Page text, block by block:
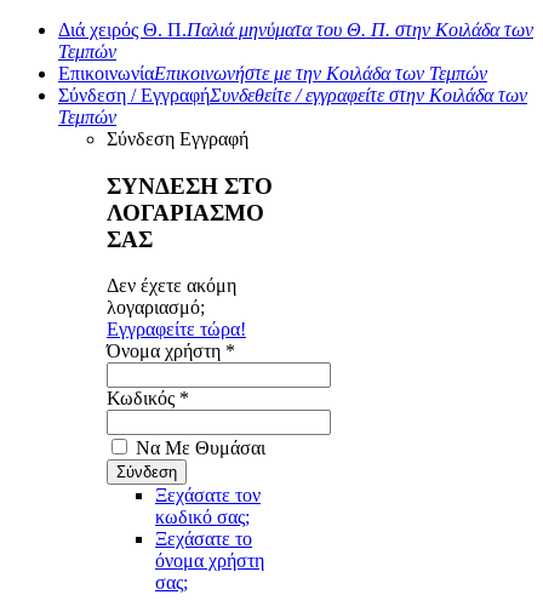
Διά χειρός Θ. Π.Παλιά μηνύματα του Θ. Π. στην Κοιλάδα των
Τεμπών
ΕπικοινωνίαΕπικοινωνήστε με την Κοιλάδα των Τεμπών
Σύνδεση / ΕγγραφήΣυνδεθείτε / εγγραφείτε στην Κοιλάδα των
Τεμπών
Σύνδεση Εγγραφή
ΣΥΝΔΕΣΗ ΣΤΟ
ΛΟΓΑΡΙΑΣΜΟ
ΣΑΣ
Δεν έχετε ακόμη
λογαριασμό;
Εγγραφείτε τώρα!
Όνομα χρήστη *
Κωδικός *
Να Με Θυμάσαι
Ξεχάσατε τον
κωδικό σας;
Ξεχάσατε το
όνομα χρήστη
σας;